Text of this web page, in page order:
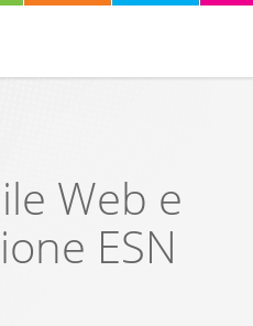
Web e
ESN